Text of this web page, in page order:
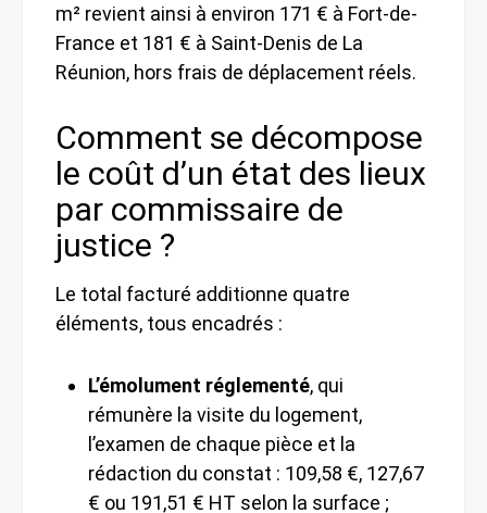
m² revient ainsi à environ 171 € à Fort-de-
France et 181 € à Saint-Denis de La
Réunion, hors frais de déplacement réels.
Comment se décompose
le coût d’un état des lieux
par commissaire de
justice ?
Le total facturé additionne quatre
éléments, tous encadrés :
L’émolument réglementé, qui
rémunère la visite du logement,
l’examen de chaque pièce et la
rédaction du constat : 109,58 €, 127,67
€ ou 191,51 € HT selon la surface ;